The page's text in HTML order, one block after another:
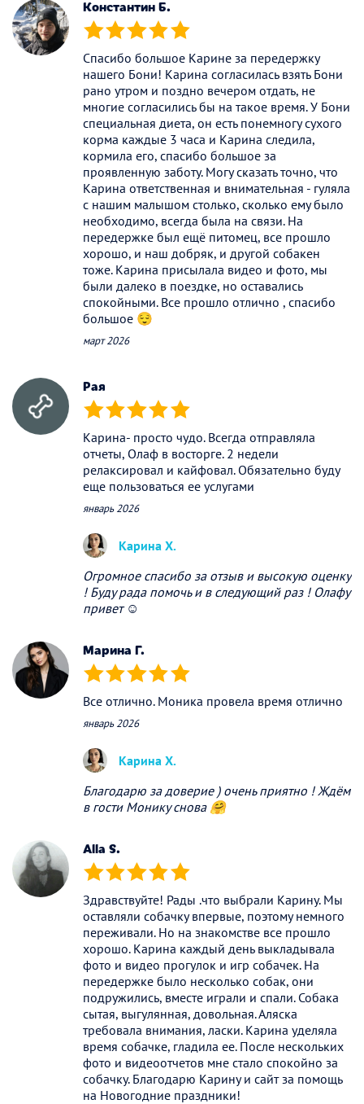
Константин Б.
(*) (*) (*) (*) (*)
Спасибо большое Карине за передержку
нашего Бони! Карина согласилась взять Бони
рано утром и поздно вечером отдать, не
многие согласились бы на такое время. У Бони
специальная диета, он есть понемногу сухого
корма каждые 3 часа и Карина следила,
кормила его, спасибо большое за
проявленную заботу. Могу сказать точно, что
Карина ответственная и внимательная - гуляла
с нашим малышом столько, сколько ему было
необходимо, всегда была на связи. На
передержке был ещё питомец, все прошло
хорошо, и наш добряк, и другой собакен
тоже. Карина присылала видео и фото, мы
были далеко в поездке, но оставались
спокойными. Все прошло отлично , спасибо
большое 😌
март 2026
Рая
(*) (*) (*) (*) (*)
Карина- просто чудо. Всегда отправляла
отчеты, Олаф в восторге. 2 недели
релаксировал и кайфовал. Обязательно буду
еще пользоваться ее услугами
январь 2026
Карина Х.
Огромное спасибо за отзыв и высокую оценку
! Буду рада помочь и в следующий раз ! Олафу
привет ☺️
Марина Г.
(*) (*) (*) (*) (*)
Все отлично. Моника провела время отлично
январь 2026
Карина Х.
Благодарю за доверие ) очень приятно ! Ждём
в гости Монику снова 🤗
Alla S.
(*) (*) (*) (*) (*)
Здравствуйте! Рады .что выбрали Карину. Мы
оставляли собачку впервые, поэтому немного
переживали. Но на знакомстве все прошло
хорошо. Карина каждый день выкладывала
фото и видео прогулок и игр собачек. На
передержке было несколько собак, они
подружились, вместе играли и спали. Собака
сытая, выгулянная, довольная. Аляска
требовала внимания, ласки. Карина уделяла
время собачке, гладила ее. После нескольких
фото и видеоотчетов мне стало спокойно за
собачку. Благодарю Карину и сайт за помощь
на Новогодние праздники!